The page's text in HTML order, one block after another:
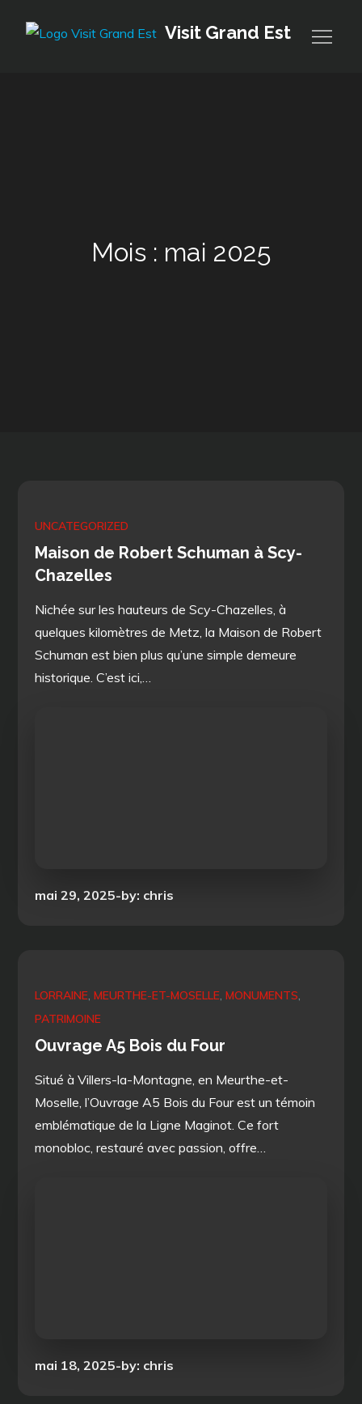
Visit Grand Est
Mois : mai 2025
UNCATEGORIZED
Maison de Robert Schuman à Scy-
Chazelles
Nichée sur les hauteurs de Scy-Chazelles, à
quelques kilomètres de Metz, la Maison de Robert
Schuman est bien plus qu’une simple demeure
historique. C’est ici,…
Posted
mai 29, 2025 by: chris
LORRAINE MEURTHE-ET-MOSELLE MONUMENTS
PATRIMOINE
Ouvrage A5 Bois du Four
Situé à Villers-la-Montagne, en Meurthe-et-
Moselle, l’Ouvrage A5 Bois du Four est un témoin
emblématique de la Ligne Maginot. Ce fort
monobloc, restauré avec passion, offre…
Posted
mai 18, 2025 by: chris